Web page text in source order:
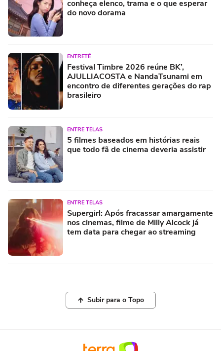
conheça elenco, trama e o que esperar
do novo dorama
ENTRETÊ
Festival Timbre 2026 reúne BK’,
AJULLIACOSTA e NandaTsunami em
encontro de diferentes gerações do rap
brasileiro
ENTRE TELAS
5 filmes baseados em histórias reais
que todo fã de cinema deveria assistir
ENTRE TELAS
Supergirl: Após fracassar amargamente
nos cinemas, filme de Milly Alcock já
tem data para chegar ao streaming
Subir para o Topo